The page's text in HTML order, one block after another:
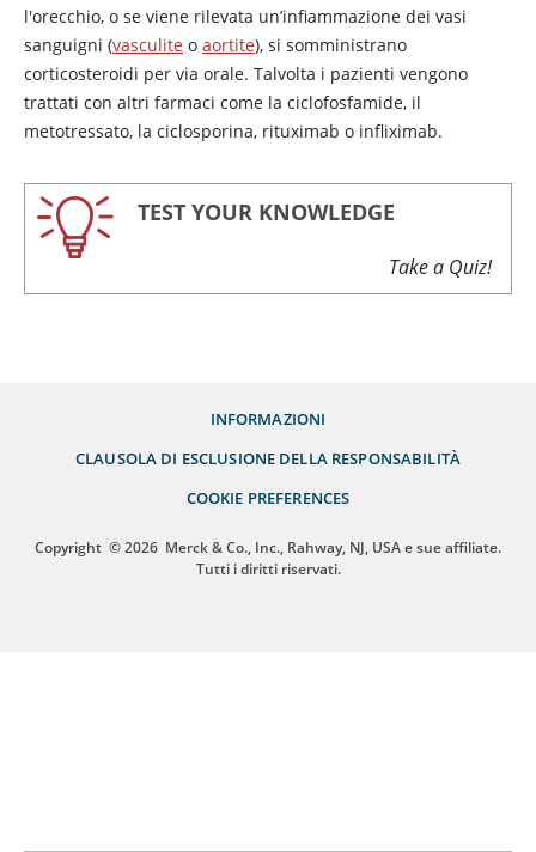
l'orecchio, o se viene rilevata un’infiammazione dei vasi
sanguigni (vasculite o aortite), si somministrano
corticosteroidi per via orale. Talvolta i pazienti vengono
trattati con altri farmaci come la ciclofosfamide, il
metotressato, la ciclosporina, rituximab o infliximab.
TEST YOUR KNOWLEDGE
Take a Quiz!
INFORMAZIONI
CLAUSOLA DI ESCLUSIONE DELLA RESPONSABILITÀ
COOKIE PREFERENCES
Copyright © 2026 Merck & Co., Inc., Rahway, NJ, USA e sue affiliate.
Tutti i diritti riservati.